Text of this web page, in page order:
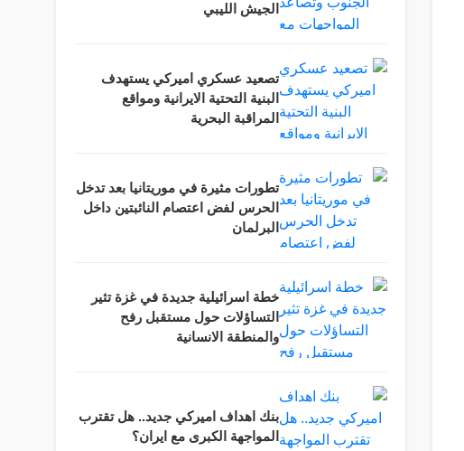
الجيش الليبي
تصعيد عسكري اميركي يستهدف
البنية التحتية الايرانية ومواقع
المراقبة البحرية
تطورات مثيرة في موريتانيا بعد تدخل
الحرس لفض اعتصام النائبتين داخل
البرلمان
خطة اسرائيلية جديدة في غزة تثير
التساؤلات حول مستقبل رفح
والمنطقة الانسانية
بنك اهداف اميركي جديد.. هل تقترب
المواجهة الكبرى مع ايران؟